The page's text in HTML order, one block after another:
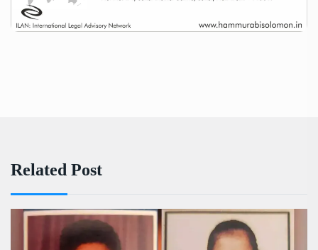
Related Post